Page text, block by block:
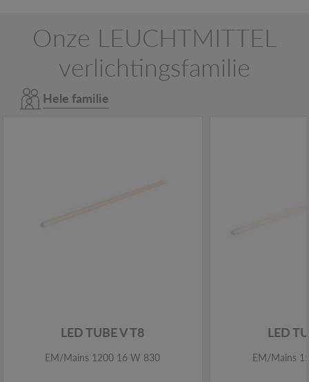
Onze LEUCHTMITTEL
verlichtingsfamilie
Hele familie
LED TUBE V T8
EM/Mains 1200 16 W 830
LED
EM/Mains